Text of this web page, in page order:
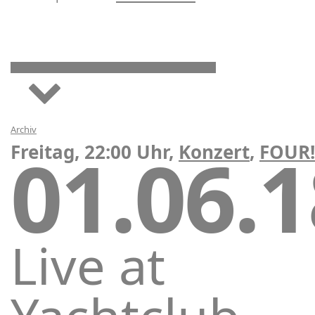
Archiv
Freitag, 22:00 Uhr, Konzert, FOUR!
Live at